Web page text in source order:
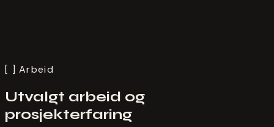
[ ]Arbeid
Utvalgt arbeid og
prosjekterfaring